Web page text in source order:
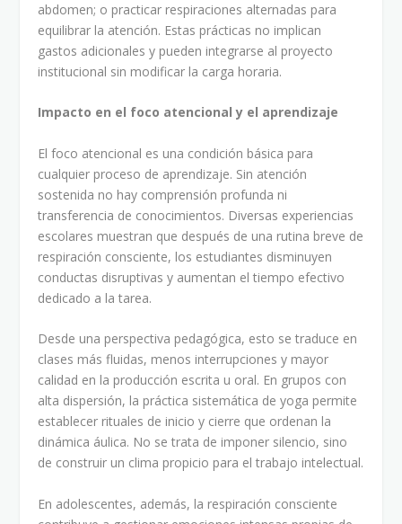
abdomen; o practicar respiraciones alternadas para
equilibrar la atención. Estas prácticas no implican
gastos adicionales y pueden integrarse al proyecto
institucional sin modificar la carga horaria.
Impacto en el foco atencional y el aprendizaje
El foco atencional es una condición básica para
cualquier proceso de aprendizaje. Sin atención
sostenida no hay comprensión profunda ni
transferencia de conocimientos. Diversas experiencias
escolares muestran que después de una rutina breve de
respiración consciente, los estudiantes disminuyen
conductas disruptivas y aumentan el tiempo efectivo
dedicado a la tarea.
Desde una perspectiva pedagógica, esto se traduce en
clases más fluidas, menos interrupciones y mayor
calidad en la producción escrita u oral. En grupos con
alta dispersión, la práctica sistemática de yoga permite
establecer rituales de inicio y cierre que ordenan la
dinámica áulica. No se trata de imponer silencio, sino
de construir un clima propicio para el trabajo intelectual.
En adolescentes, además, la respiración consciente